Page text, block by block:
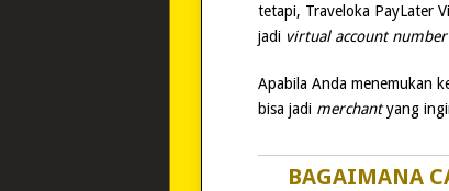
tetapi, Traveloka PayLater
jadi virtual account number
Apabila Anda menemukan
bisa jadi merchantyang
BAGAIMANA